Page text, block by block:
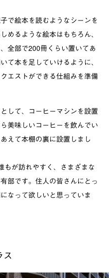
で絵本を読むようなシーンを
めるような絵本はもちろん、
全部で200冊くらい置いてあ
て本を足していけるように、
エストができる仕組みを準備
して、コーヒーマシンを設置
美味しいコーヒーを飲んでい
えて本棚の裏に設置しまし
もが訪れやすく、さまざまな
部です。住人の皆さんにとっ
なって欲しいと思っていま
ス